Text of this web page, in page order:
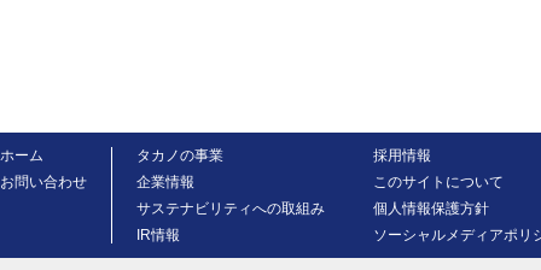
ホーム
お問い合わせ
タカノの事業
企業情報
サステナビリティへの取組み
IR情報
採用情報
このサイトについて
個人情報保護方針
ソーシャルメディアポリ